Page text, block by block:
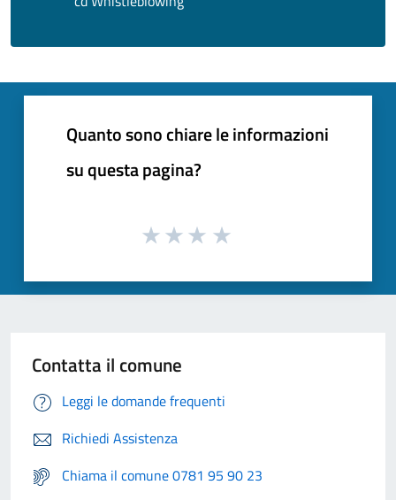
Quanto sono chiare le informazioni
su questa pagina?
Contatta il comune
Leggi le domande frequenti
Richiedi Assistenza
Chiama il comune 0781 95 90 23